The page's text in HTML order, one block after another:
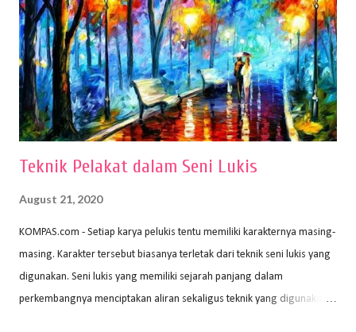
nyaman dan maksimal. Bahan kertas yang baik salah satu syaratnya
adalah tidak mudah sobek, mengingat menggambar merupakan
proses menggores dan menghapus. Kertas adalah bahan yang paling
ideal digunakan untuk menggambar. Dalam menggambar
menggunakan pen...
Teknik Pelakat dalam Seni Lukis
August 21, 2020
KOMPAS.com - Setiap karya pelukis tentu memiliki karakternya masing-
masing. Karakter tersebut biasanya terletak dari teknik seni lukis yang
digunakan. Seni lukis yang memiliki sejarah panjang dalam
perkembangnya menciptakan aliran sekaligus teknik yang digunakan.